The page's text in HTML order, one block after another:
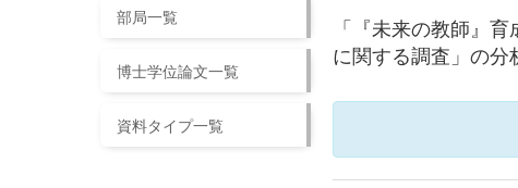
部局一覧
博士学位論文一覧
資料タイプ一覧
「『未来の教師』
に関する調査」の